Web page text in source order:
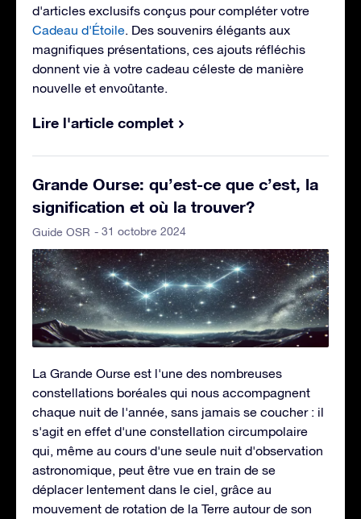
d'articles exclusifs conçus pour compléter votre
Cadeau d'Étoile. Des souvenirs élégants aux
magnifiques présentations, ces ajouts réfléchis
donnent vie à votre cadeau céleste de manière
nouvelle et envoûtante.
Lire l'article complet
Grande Ourse: qu’est-ce que c’est, la
signification et où la trouver?
Guide OSR - 31 octobre 2024
La Grande Ourse est l'une des nombreuses
constellations boréales qui nous accompagnent
chaque nuit de l'année, sans jamais se coucher : il
s'agit en effet d'une constellation circumpolaire
qui, même au cours d'une seule nuit d'observation
astronomique, peut être vue en train de se
déplacer lentement dans le ciel, grâce au
mouvement de rotation de la Terre autour de son